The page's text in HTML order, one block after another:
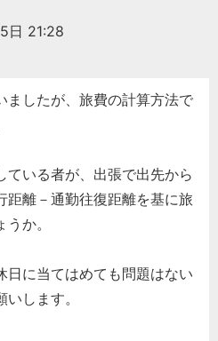
日 21:28
ましたが、旅費の計算方法で
いる者が、出張で出先から
距離－通勤往復距離を基に旅
か。
に当てはめても問題はない
します。